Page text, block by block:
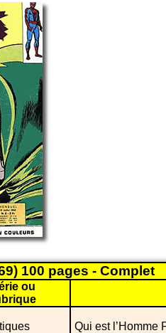
100 pages - Complet
ou
Qui est l’Homme